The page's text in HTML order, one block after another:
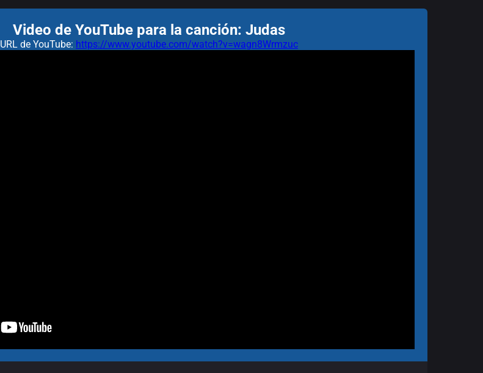
Video de YouTube para la canción: Judas
URL de YouTube: https://www.youtube.com/watch?v=wagn8Wrmzuc